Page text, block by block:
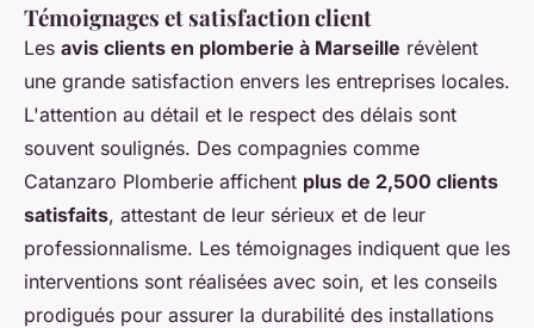
Témoignages et satisfaction client
Les avis clients en plomberie à Marseille révèlent
une grande satisfaction envers les entreprises locales.
L'attention au détail et le respect des délais sont
souvent soulignés. Des compagnies comme
Catanzaro Plomberie affichent plus de 2,500 clients
satisfaits, attestant de leur sérieux et de leur
professionnalisme. Les témoignages indiquent que les
interventions sont réalisées avec soin, et les conseils
prodigués pour assurer la durabilité des installations